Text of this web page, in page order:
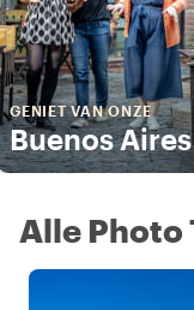
GENIET VAN ONZE
Buenos Aires
Alle Photo